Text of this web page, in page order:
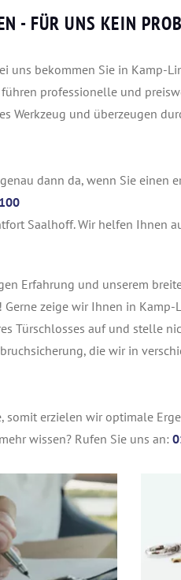
- FÜR UNS KEIN
uns bekommen Sie in Kamp-
professionelle und
Werkzeug und überzeugen
dann da, wenn Sie einen
Saalhoff. Wir helfen Ihnen
Erfahrung und unserem
zeige wir Ihnen in
Türschlosses auf und stelle
die wir in
erzielen wir optimale
wissen? Rufen Sie uns an: